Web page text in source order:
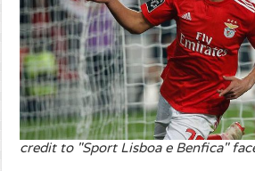
credit to "Sport Lisboa e Benfica"